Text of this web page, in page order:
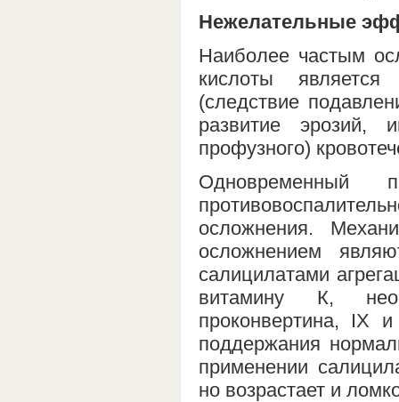
Нежелательные
Наиболее частым
кислоты
(следствие
развитие
профузного)
Одновременный
осложнения.
осложнением
салицилатами
витамину К,
проконвертина, IX
поддержания
применении
но возрастает и